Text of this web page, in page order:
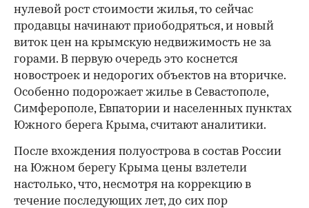
нулевой рост стоимости жилья, то сейчас
продавцы начинают приободряться, и новый
виток цен на крымскую недвижимость не за
горами. В первую очередь это коснется
новостроек и недорогих объектов на вторичке.
Особенно подорожает жилье в Севастополе,
Симферополе, Евпатории и населенных пунктах
Южного берега Крыма, считают аналитики.
После вхождения полуострова в состав России
на Южном берегу Крыма цены взлетели
настолько, что, несмотря на коррекцию в
течение последующих лет, до сих пор